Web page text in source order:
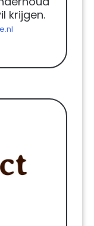
krijgen.